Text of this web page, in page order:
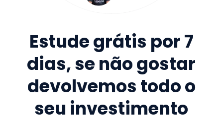
Estude grátis por 7
dias, se não gostar
devolvemos todo o
seu investimento